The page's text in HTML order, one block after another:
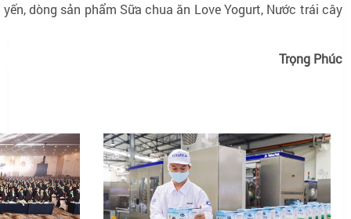
dòng sản phẩm Sữa chua ăn Love Yogurt, Nước trái cây
Trọng Phúc